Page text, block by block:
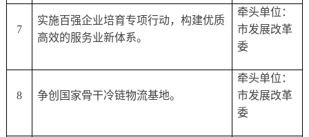
7
实施百强企业培育专项行动，构建优质
高效的服务业新体系。
牵头单位：
市发展改革
委
8 争创国家骨干冷链物流基地。
牵头单位：
市发展改革
委